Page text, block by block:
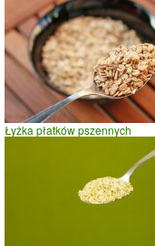
spacer
prasowanie
prowadzenie samochodu
Łyżka płatków pszennych